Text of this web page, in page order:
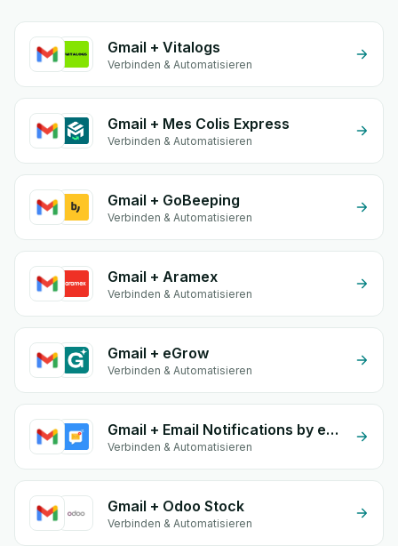
Gmail + Vitalogs
Verbinden & Automatisieren
Gmail + Mes Colis Express
Verbinden & Automatisieren
Gmail + GoBeeping
Verbinden & Automatisieren
Gmail + Aramex
Verbinden & Automatisieren
Gmail + eGrow
Verbinden & Automatisieren
Gmail + Email Notifications by eGrow
Verbinden & Automatisieren
Gmail + Odoo Stock
Verbinden & Automatisieren